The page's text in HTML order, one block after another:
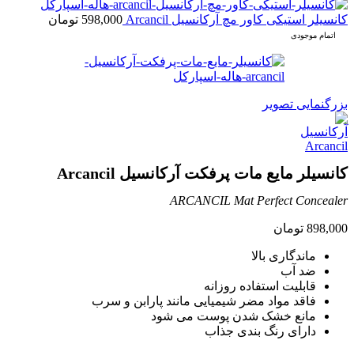
کانسیلر استیکی کاور مچ آرکانسیل Arcancil 598,000 تومان
اتمام موجودی
بزرگنمایی تصویر
کانسیلر مایع مات پرفکت آرکانسیل Arcancil
ARCANCIL Mat Perfect Concealer
898,000 تومان
ماندگاری بالا
ضد آب
قابلیت استفاده روزانه
فاقد مواد مضر شیمیایی مانند پارابن و سرب
مانع خشک شدن پوست می شود
دارای رنگ بندی جذاب